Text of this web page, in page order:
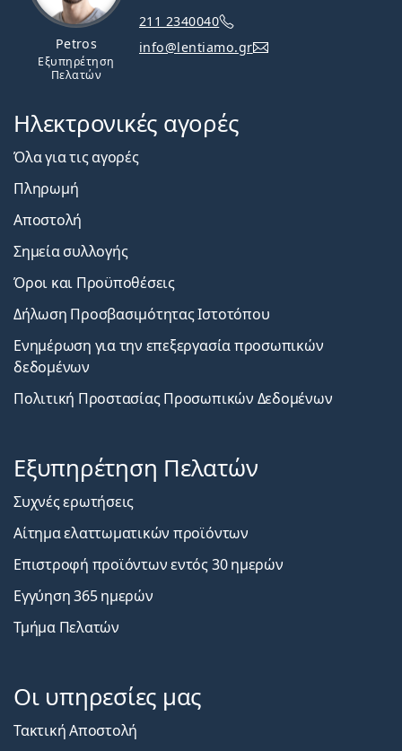
Petros
Εξυπηρέτηση
Πελατών
211 2340040
info@lentiamo.gr
Ηλεκτρονικές αγορές
Όλα για τις αγορές
Πληρωμή
Αποστολή
Σημεία συλλογής
Όροι και Προϋποθέσεις
Δήλωση Προσβασιμότητας Ιστοτόπου
Ενημέρωση για την επεξεργασία προσωπικών
δεδομένων
Πολιτική Προστασίας Προσωπικών Δεδομένων
Εξυπηρέτηση Πελατών
Συχνές ερωτήσεις
Αίτημα ελαττωματικών προϊόντων
Επιστροφή προϊόντων εντός 30 ημερών
Εγγύηση 365 ημερών
Τμήμα Πελατών
Οι υπηρεσίες μας
Τακτική Αποστολή